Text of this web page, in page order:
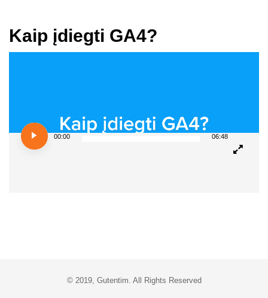
Kaip įdiegti GA4?
00:00 06:48
© 2019, Gutentim. All Rights Reserved